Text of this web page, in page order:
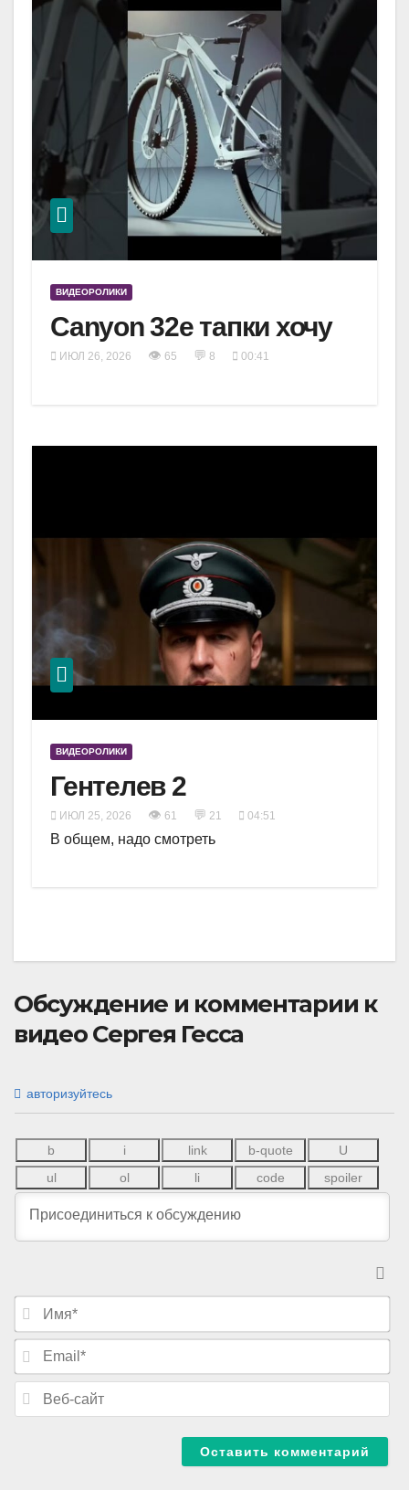
ВИДЕОРОЛИКИ
Canyon 32e тапки хочу
ИЮЛ 26, 2026 👁 65 💬 8 00:41
ВИДЕОРОЛИКИ
Гентелев 2
ИЮЛ 25, 2026 👁 61 💬 21 04:51
В общем, надо смотреть
Обсуждение и комментарии к
видео Сергея Гесса
авторизуйтесь
И
я
E
a